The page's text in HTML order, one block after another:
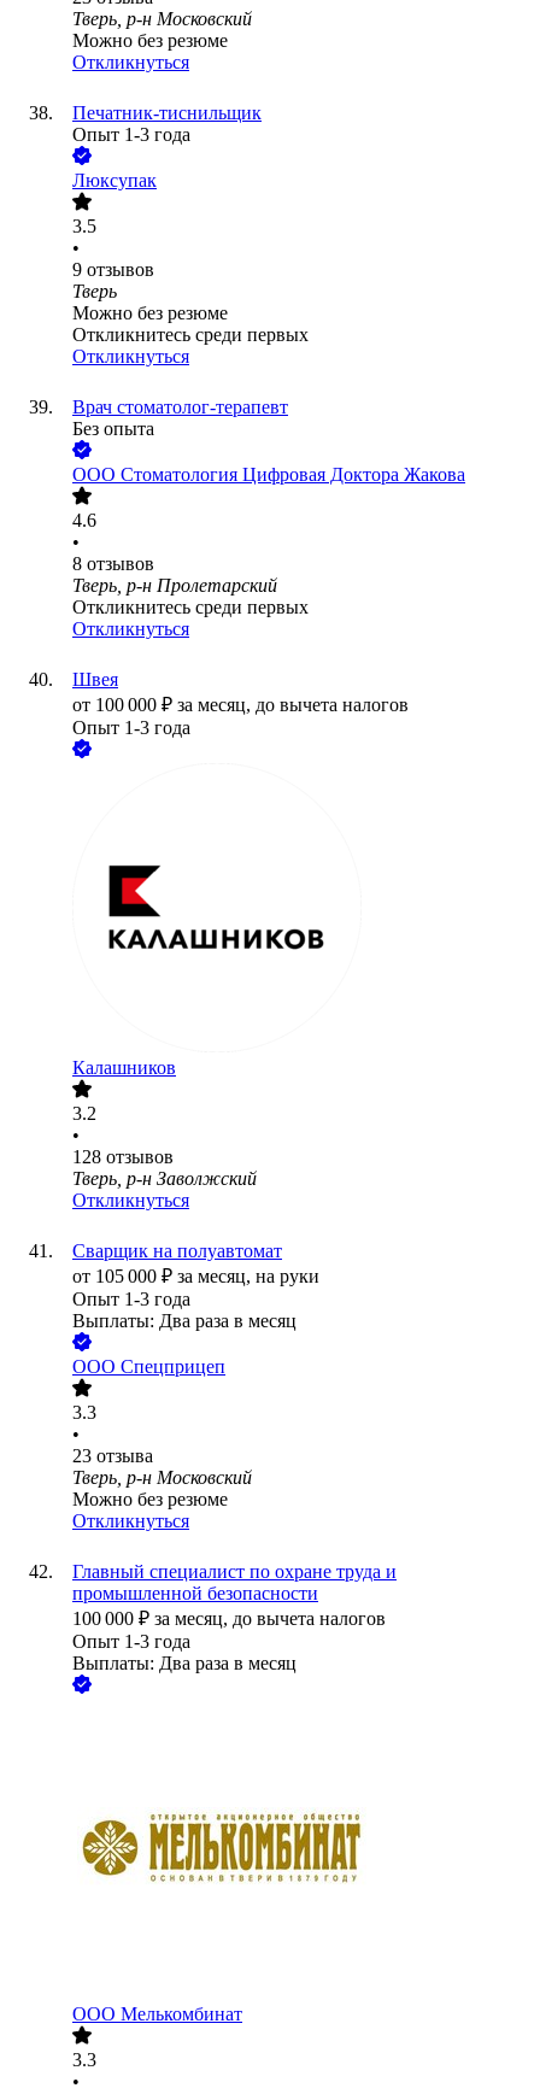
Тверь, р-н Московский
Можно без резюме
Откликнуться
Печатник-тиснильщик
Опыт 1-3 года
Люксупак
3.5
•
9 отзывов
Тверь
Можно без резюме
Откликнитесь среди первых
Откликнуться
Врач стоматолог-терапевт
Без опыта
ООО Стоматология Цифровая Доктора Жакова
4.6
•
8 отзывов
Тверь, р-н Пролетарский
Откликнитесь среди первых
Откликнуться
Швея
от 100 000 ₽ за месяц, до вычета налогов
Опыт 1-3 года
Калашников
3.2
•
128 отзывов
Тверь, р-н Заволжский
Откликнуться
Сварщик на полуавтомат
от 105 000 ₽ за месяц, на руки
Опыт 1-3 года
Выплаты: Два раза в месяц
ООО Спецприцеп
3.3
•
23 отзыва
Тверь, р-н Московский
Можно без резюме
Откликнуться
Главный специалист по охране труда и
промышленной безопасности
100 000 ₽ за месяц, до вычета налогов
Опыт 1-3 года
Выплаты: Два раза в месяц
ООО Мелькомбинат
3.3
•